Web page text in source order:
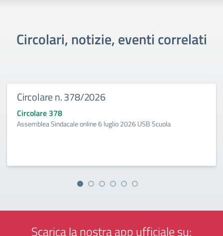
Circolari, notizie, eventi correlati
Circolare n. 378/2026
Circolare 378
Assemblea Sindacale online 6 luglio 2026 USB Scuola
Scarica la nostra app ufficiale su: